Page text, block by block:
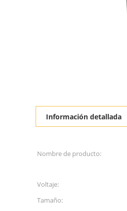
Información detallada
Nombre de producto:
Voltaje:
Tamaño: